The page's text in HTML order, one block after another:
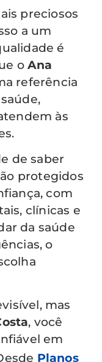
preciosos
a um
é
o Ana
referência
às
de saber
protegidos
com
clínicas e
da saúde
o
mas
, você
em
Planos